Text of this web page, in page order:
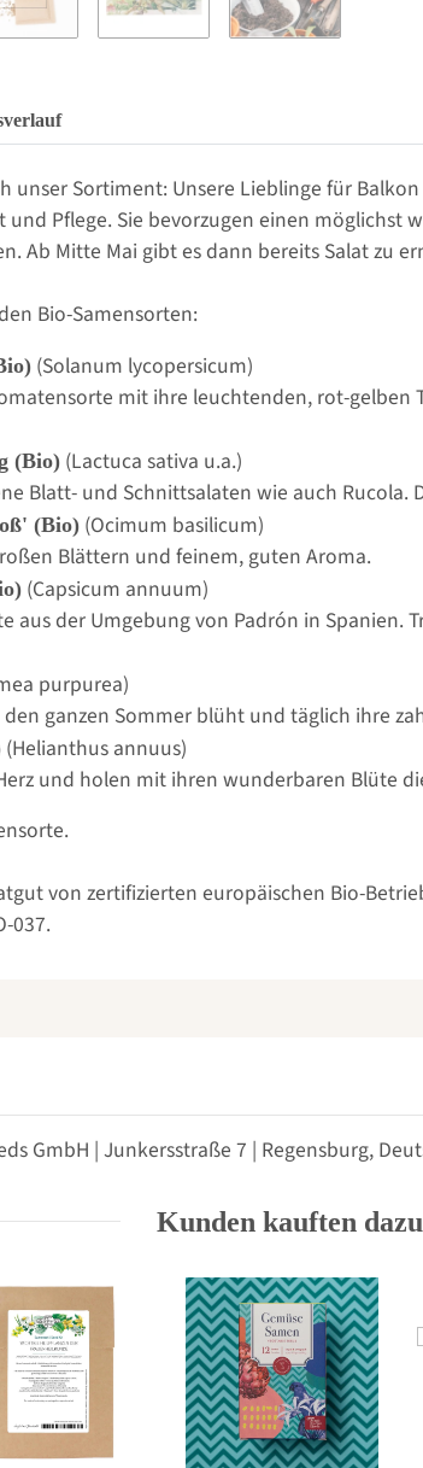
unser Sortiment: Unsere Lieblinge für
und Pflege. Sie bevorzugen einen
Ab Mitte Mai gibt es dann bereits Salat zu
Bio-Samensorten:
(Solanum lycopersicum)
mit ihre leuchtenden, rot-
(Bio) (Lactuca sativa u.a.)
Blatt- und Schnittsalaten wie auch
(Bio) (Ocimum basilicum)
Blättern und feinem, guten Aroma.
(Capsicum annuum)
aus der Umgebung von Padrón in
purpurea)
ganzen Sommer blüht und täglich ihre
(Helianthus annuus)
und holen mit ihren wunderbaren Blüte
von zertifizierten europäischen Bio-
037.
GmbH | Junkersstraße 7 | Regensburg,
Kunden kauften